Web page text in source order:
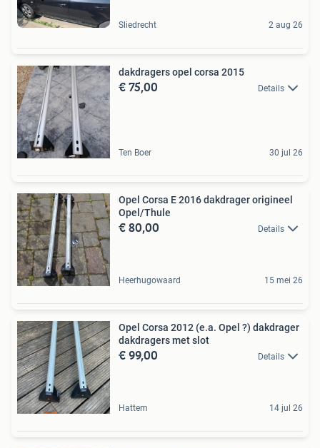
Sliedrecht 2 aug 26
dakdragers opel corsa 2015
€ 75,00 Details
Ten Boer 30 jul 26
Opel Corsa E 2016 dakdrager origineel
Opel/Thule
€ 80,00 Details
Heerhugowaard 15 mei 26
Opel Corsa 2012 (e.a. Opel ?) dakdrager
dakdragers met slot
€ 99,00 Details
Hattem 14 jul 26